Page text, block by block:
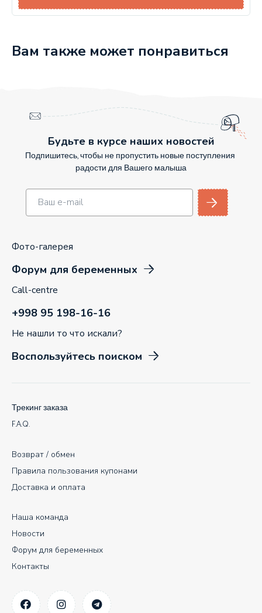
Вам также может понравиться
Будьте в курсе наших новостей
Подпишитесь, чтобы не пропустить новые поступления
радости для Вашего малыша
Фото-галерея
Форум для беременных
Call-centre
+998 95 198-16-16
Не нашли то что искали?
Воспользуйтесь поиском
Наша команда
Новости
Форум для беременных
Контакты
Возврат / обмен
Правила пользования купонами
Доставка и оплата
Трекинг заказа
F.A.Q.